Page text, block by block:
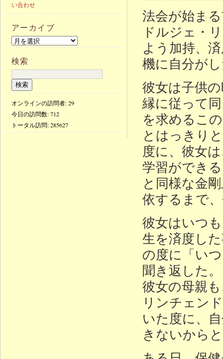
法会が始ま
ドルジェ・
よう加持、
機に自分が
彼女は子供
縁に従って
を求めるこ
とはっきり
度に、彼女
学習ができ
と同様な金
依するまで
彼女はいつ
生を済度し
の度に「い
聞き返した
彼女の母親
リンチェン
いた度に、
きないから
い合わせ
アーカイブ
検索
オンラインの訪問者: 29
今日の訪問数:712
トータル訪問:285627